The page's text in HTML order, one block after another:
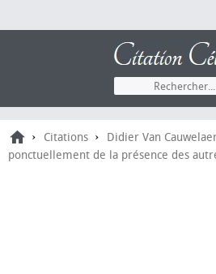
› Citations › Didier Van
ponctuellement de la présence des